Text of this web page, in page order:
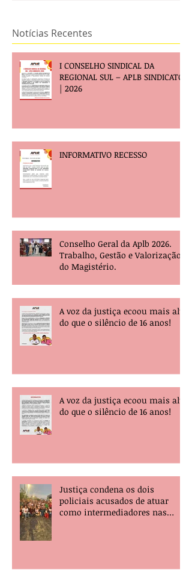
Notícias Recentes
I CONSELHO SINDICAL DA
REGIONAL SUL – APLB SINDICATO
| 2026
INFORMATIVO RECESSO
Conselho Geral da Aplb 2026.
Trabalho, Gestão e Valorização
do Magistério.
A voz da justiça ecoou mais alta
do que o silêncio de 16 anos!
A voz da justiça ecoou mais alta
do que o silêncio de 16 anos!
Justiça condena os dois
policiais acusados de atuar
como intermediadores nas